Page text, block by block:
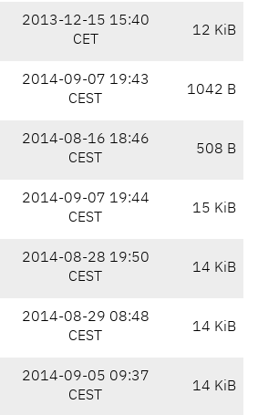
2013-12-15 15:40
CET
12 KiB
2014-09-07 19:43
CEST
1042 B
2014-08-16 18:46
CEST
508 B
2014-09-07 19:44
CEST
15 KiB
2014-08-28 19:50
CEST
14 KiB
2014-08-29 08:48
CEST
14 KiB
2014-09-05 09:37
CEST
14 KiB